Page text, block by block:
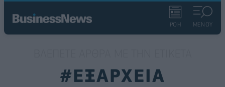
ΡΟΗ ΜΕΝΟΥ
#ΕΞΑΡΧΕΙΑ